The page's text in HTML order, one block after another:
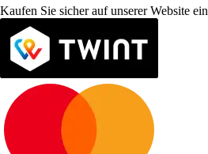
Kaufen Sie sicher auf unserer Website ein